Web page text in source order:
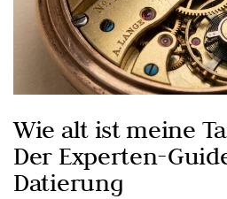
Wie alt ist meine
Der Experten-
Datierung